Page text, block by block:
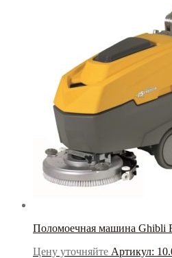
Поломоечная машина Ghibli
Цену уточняйте Артикул: